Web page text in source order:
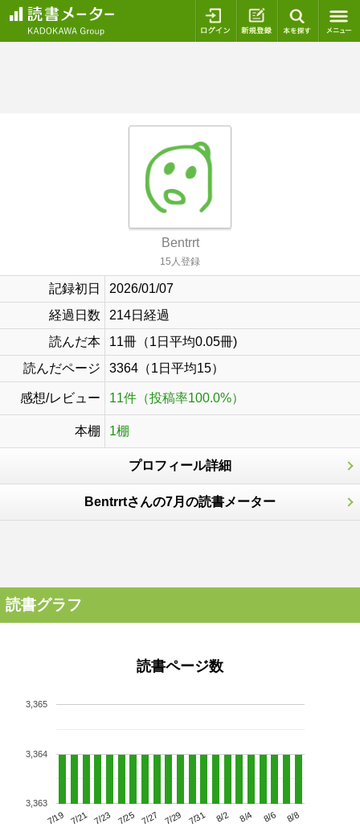
ログイン 新規登録
Bentrrt
15人登録
記録初日
2026/01/07
経過日数
214日経過
読んだ本
11冊（1日平均0.05冊)
読んだページ
3364（1日平均15）
感想/レビュー 11件（投稿率100.0%）
本棚 1棚
プロフィール詳細
Bentrrtさんの7月の読書メーター
読書グラフ
読書ページ数
7/19 7/21 7/23 7/25 7/27 7/29 7/31 8/2 8/4 8/6 8/8
3,363
3,364
3,365